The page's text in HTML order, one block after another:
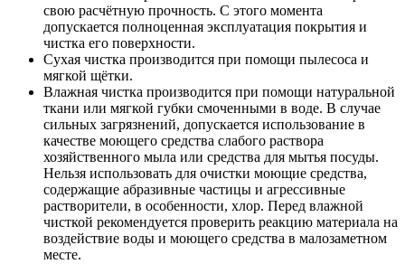
свою расчётную прочность. С этого момента
допускается полноценная эксплуатация покрытия и
чистка его поверхности.
Сухая чистка производится при помощи пылесоса и
мягкой щётки.
Влажная чистка производится при помощи натуральной
ткани или мягкой губки смоченными в воде. В случае
сильных загрязнений, допускается использование в
качестве моющего средства слабого раствора
хозяйственного мыла или средства для мытья посуды.
Нельзя использовать для очистки моющие средства,
содержащие абразивные частицы и агрессивные
растворители, в особенности, хлор. Перед влажной
чисткой рекомендуется проверить реакцию материала на
воздействие воды и моющего средства в малозаметном
месте.